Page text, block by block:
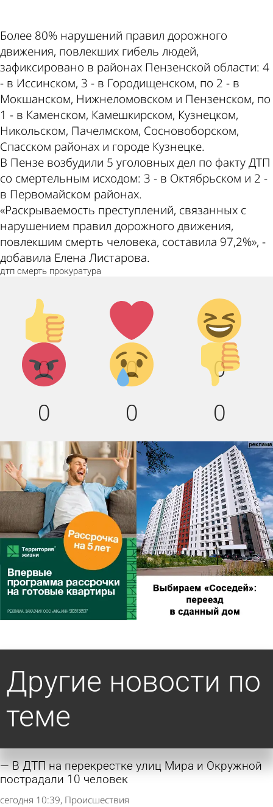
Более 80% нарушений правил дорожного
движения, повлекших гибель людей,
зафиксировано в районах Пензенской области: 4
- в Иссинском, 3 - в Городищенском, по 2 - в
Мокшанском, Нижнеломовском и Пензенском, по
1 - в Каменском, Камешкирском, Кузнецком,
Никольском, Пачелмском, Сосновоборском,
Спасском районах и городе Кузнецке.
В Пензе возбудили 5 уголовных дел по факту ДТП
со смертельным исходом: 3 - в Октябрьском и 2 -
в Первомайском районах.
«Раскрываемость преступлений, связанных с
нарушением правил дорожного движения,
повлекшим смерть человека, составила 97,2%», -
добавила Елена Листарова.
дтп смерть прокуратура
Палец
вверх!
0
Лайк!
0
Дикий
смех!
0
Агрессия!
0
Грусть :
(
0
Палец
вниз!
0
Другие новости по
теме
В ДТП на перекрестке улиц Мира и Окружной
пострадали 10 человек
сегодня 10:39 Происшествия